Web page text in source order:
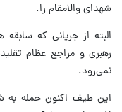
شهدای والامقام را.
البته از جریانی که
رهبری و مراجع عظام تقلید
نمی‌رود.
این طیف اکنون حمله به